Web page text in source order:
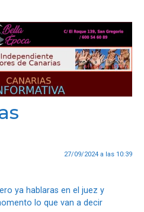
27/09/2024 a las 10:39
ya hablaras en el juez y
lo que van a decir